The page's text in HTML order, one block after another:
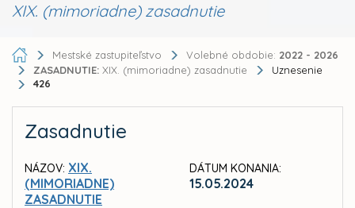
XIX. (mimoriadne) zasadnutie
Mestské zastupiteľstvo Volebné obdobie: 2022 - 2026
ZASADNUTIE: XIX. (mimoriadne) zasadnutie
Uznesenie
426
Zasadnutie
NÁZOV: XIX.
(MIMORIADNE)
ZASADNUTIE
DÁTUM KONANIA:
15.05.2024